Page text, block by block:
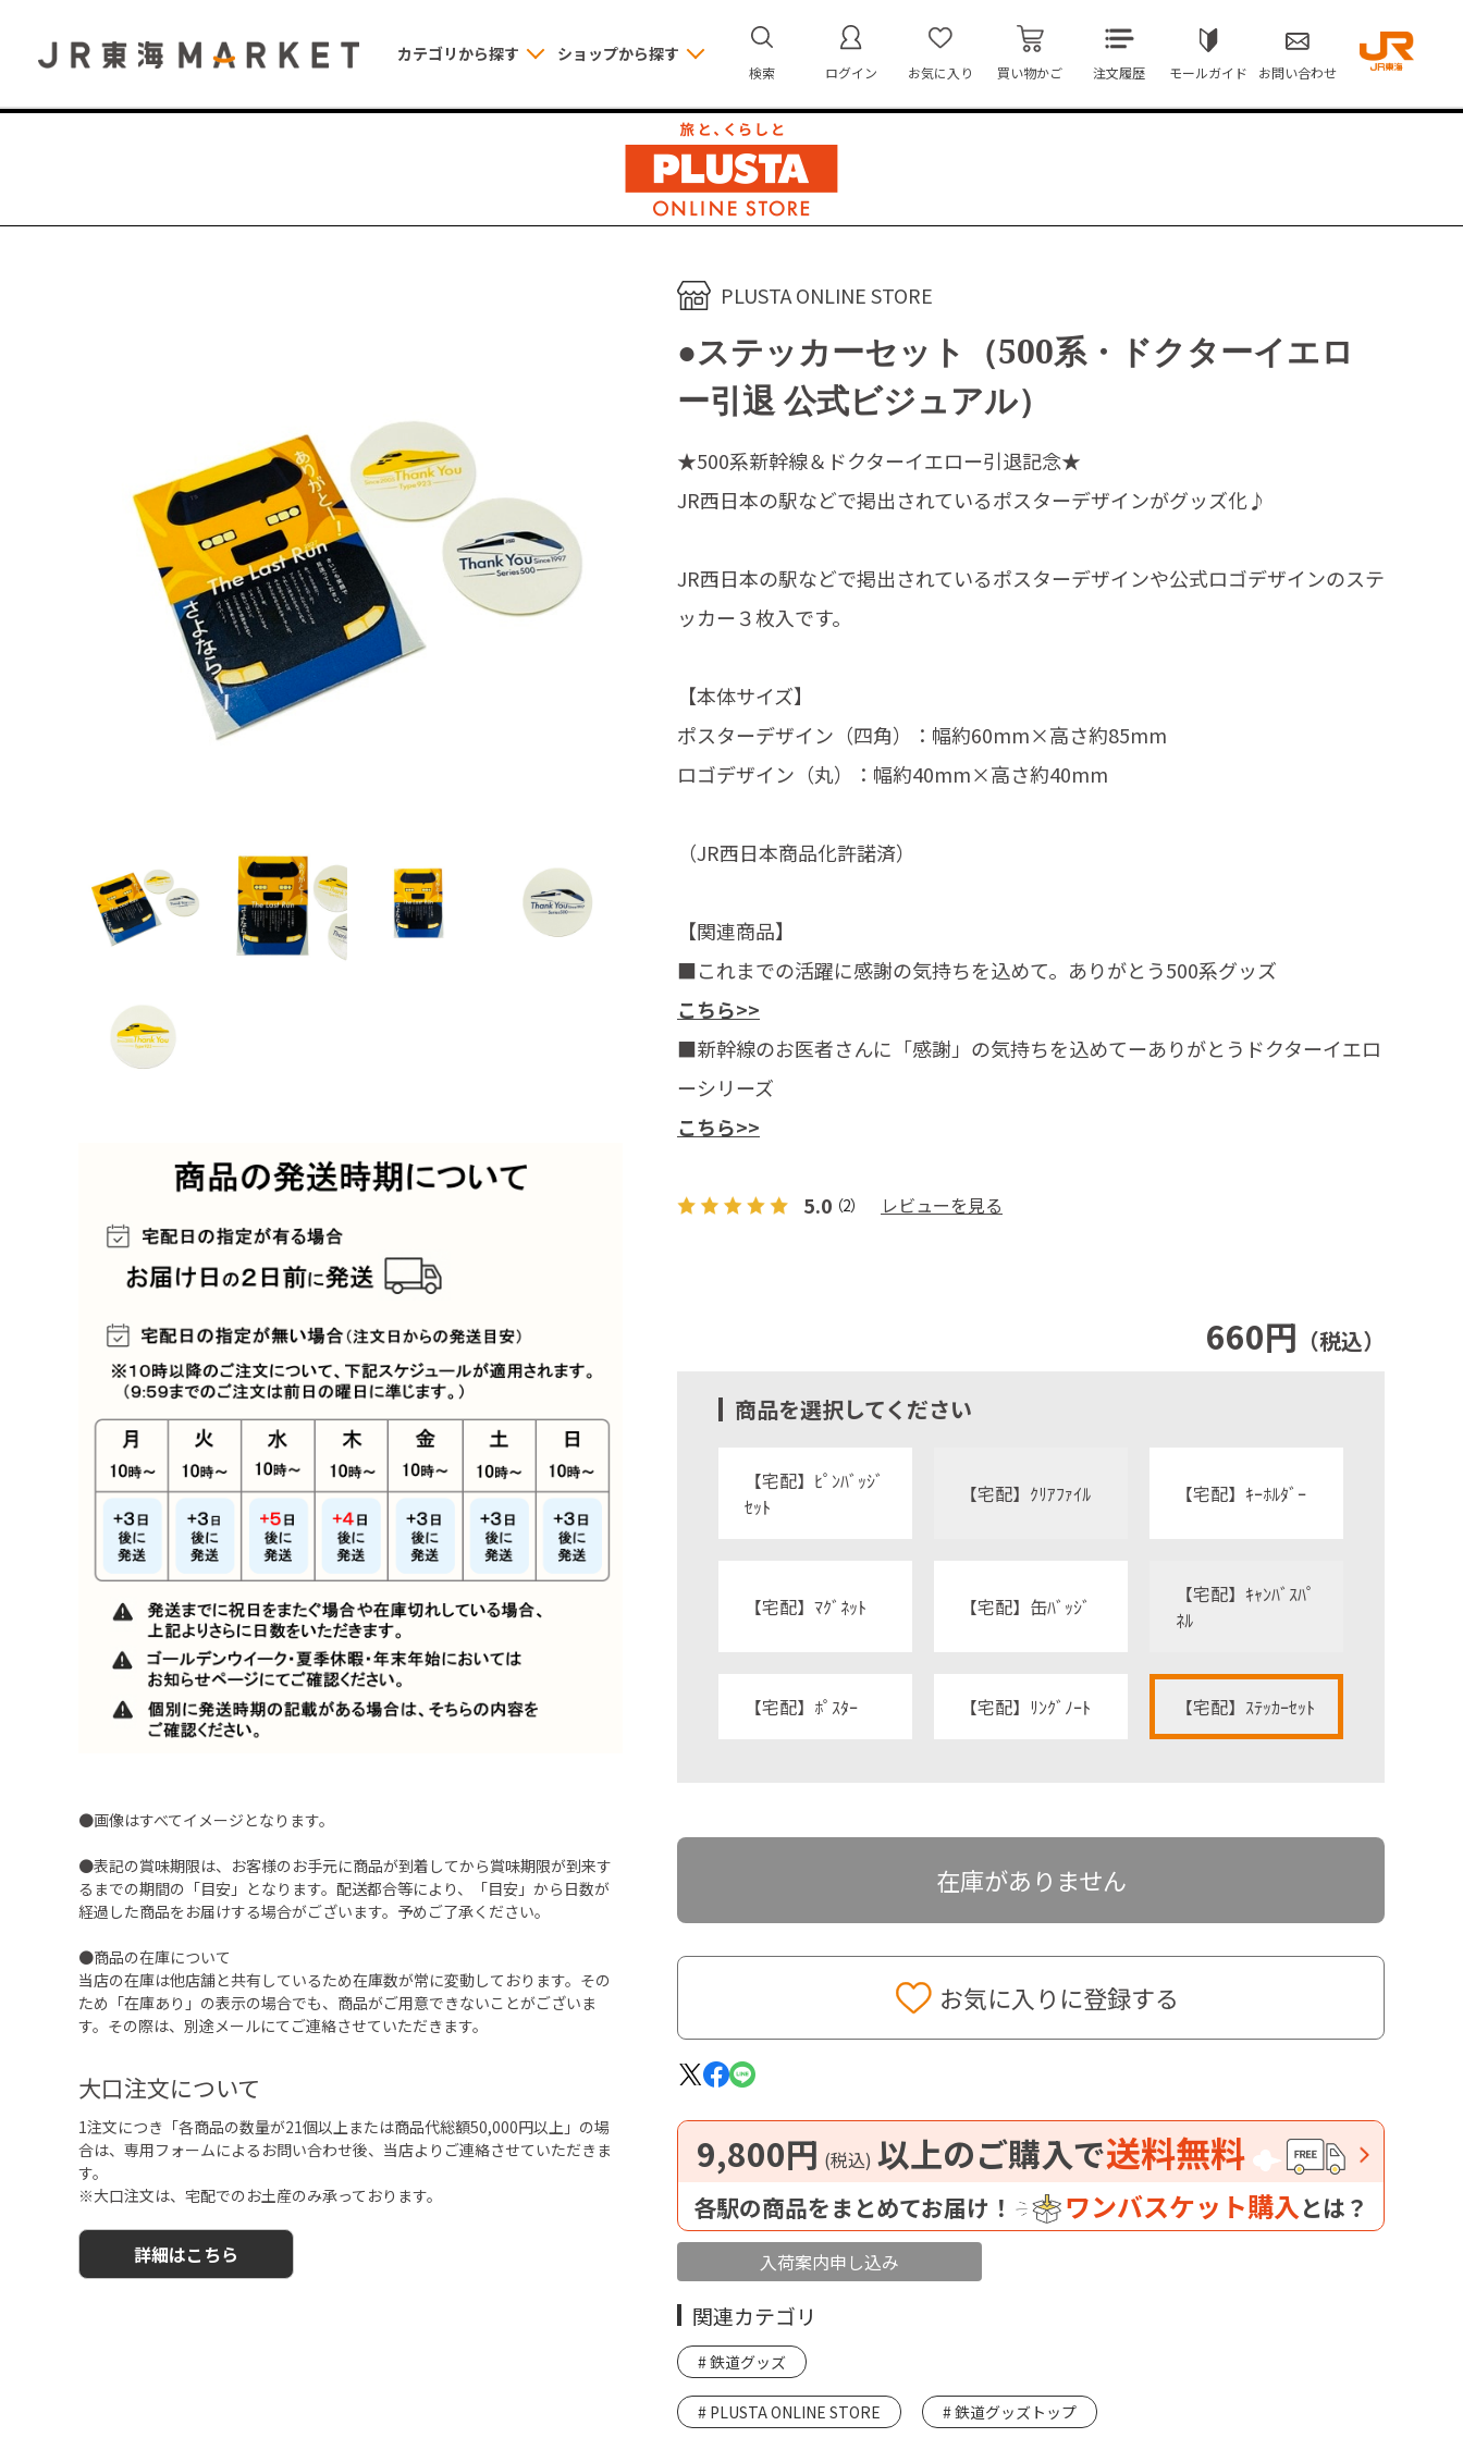
カテゴリから探す ショップから探す
検索 ログイン お気に入り 買い物かご 注文履歴 モールガイド お問い合わせ
●画像はすべてイメージとなります。
●表記の賞味期限は、お客様のお手元に商品が到着してから賞味期限が到来す
るまでの期間の「目安」となります。配送都合等により、「目安」から日数が
経過した商品をお届けする場合がございます。予めご了承ください。
●商品の在庫について
当店の在庫は他店舗と共有しているため在庫数が常に変動しております。その
ため「在庫あり」の表示の場合でも、商品がご用意できないことがございま
す。その際は、別途メールにてご連絡させていただきます。
大口注文について
1注文につき「各商品の数量が21個以上または商品代総額50,000円以上」の場
合は、専用フォームによるお問い合わせ後、当店よりご連絡させていただきま
す。
※大口注文は、宅配でのお土産のみ承っております。
詳細はこちら
PLUSTA ONLINE STORE
●ステッカーセット（500系・ドクターイエロ
ー引退 公式ビジュアル）
660円 （税込）
商品を選択してください
【宅配】ﾋﾟﾝﾊﾞｯｼﾞ
ｾｯﾄ
【宅配】ｸﾘｱﾌｧｲﾙ 【宅配】ｷｰﾎﾙﾀﾞｰ
【宅配】ﾏｸﾞﾈｯﾄ 【宅配】缶ﾊﾞｯｼﾞ
【宅配】ｷｬﾝﾊﾞｽﾊﾟ
ﾈﾙ
【宅配】ﾎﾟｽﾀｰ 【宅配】ﾘﾝｸﾞﾉｰﾄ 【宅配】ｽﾃｯｶｰｾｯﾄ
在庫がありません
入荷案内申し込み
お気に入りに登録する
★500系新幹線＆ドクターイエロー引退記念★
JR西日本の駅などで掲出されているポスターデザインがグッズ化♪
JR西日本の駅などで掲出されているポスターデザインや公式ロゴデザインのステ
ッカー３枚入です。
【本体サイズ】
ポスターデザイン（四角）：幅約60mm×高さ約85mm
ロゴデザイン（丸）：幅約40mm×高さ約40mm
（JR西日本商品化許諾済）
【関連商品】
■これまでの活躍に感謝の気持ちを込めて。ありがとう500系グッズ
こちら>>
■新幹線のお医者さんに「感謝」の気持ちを込めてーありがとうドクターイエロ
ーシリーズ
こちら>>
5.0 （2） レビューを見る
9,800円 (税込) 以上のご購入で送料無料
各駅の商品をまとめてお届け！ ワンバスケット購入とは？
関連カテゴリ
鉄道グッズ
PLUSTA ONLINE STORE 鉄道グッズトップ